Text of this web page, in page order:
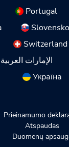
Portugal
Slovensko
Switzerland
الإمارات
Україна
Prieinamumo
Atspaudas
Duomenų